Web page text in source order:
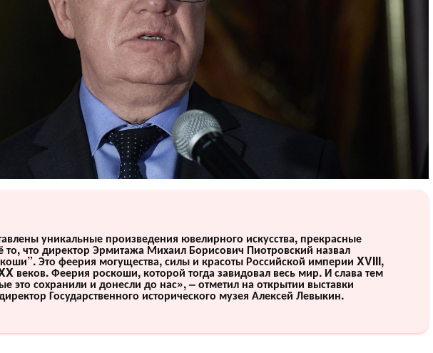
уникальные произведения ювелирного искусства, прекрасные
то, что директор Эрмитажа Михаил Борисович Пиотровский назвал
Это феерия могущества, силы и красоты Российской империи XVIII,
веков. Феерия роскоши, которой тогда завидовал весь мир. И слава тем
это сохранили и донесли до нас», – отметил на открытии выставки
Государственного исторического музея Алексей Левыкин.